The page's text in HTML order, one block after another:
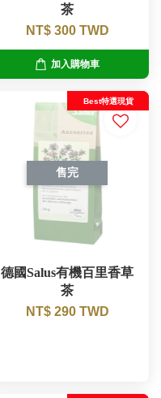
茶
NT$ 300 TWD
加入購物車
售完
Best特選現貨
德國Salus有機百里香草
茶
NT$ 290 TWD